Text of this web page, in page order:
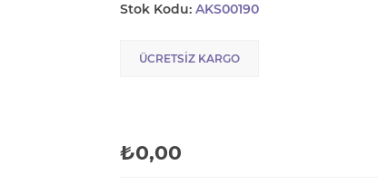
Stok Kodu: AKS00190
ÜCRETSIZ KARGO
₺0,00